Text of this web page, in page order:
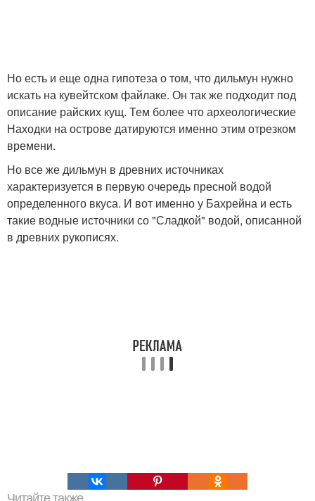
Но есть и еще одна гипотеза о том, что дильмун нужно
искать на кувейтском файлаке. Он так же подходит под
описание райских кущ. Тем более что археологические
Находки на острове датируются именно этим отрезком
времени.
Но все же дильмун в древних источниках
характеризуется в первую очередь пресной водой
определенного вкуса. И вот именно у Бахрейна и есть
такие водные источники со "Сладкой" водой, описанной
в древних рукописях.
Читайте также